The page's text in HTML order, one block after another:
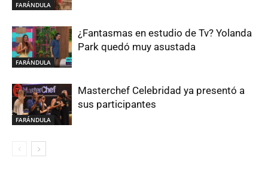
FARÁNDULA
FARÁNDULA
¿Fantasmas en estudio de Tv? Yolanda
Park quedó muy asustada
FARÁNDULA
Masterchef Celebridad ya presentó a
sus participantes